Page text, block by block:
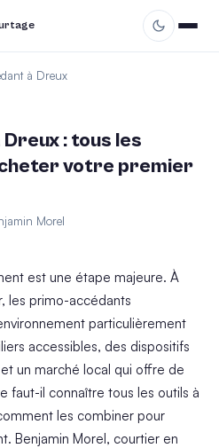
à Dreux
: tous les
votre premier
Morel
est une étape majeure. À
les primo-accédants
particulièrement
accessibles, des dispositifs
un marché local qui offre de
faut-il connaître tous les outils à
les combiner pour
Benjamin Morel, courtier en